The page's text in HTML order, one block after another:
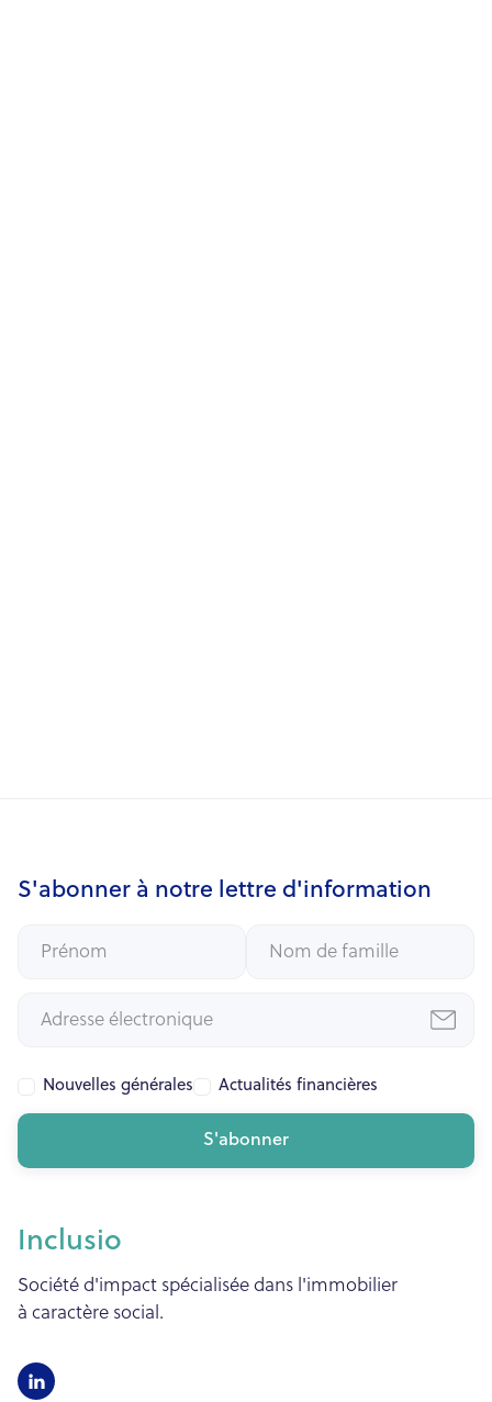
Inclusio
Société d'impact spécialisée dans l'immobilier
à caractère social.

S'abonner à notre lettre d'information
Nouvelles générales Actualités financières